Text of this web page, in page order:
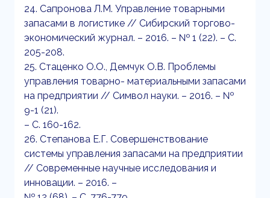
24. Сапронова Л.М. Управление товарными
запасами в логистике // Сибирский торгово-
экономический журнал. – 2016. – № 1 (22). – С.
205-208.
25. Стаценко О.О., Демчук О.В. Проблемы
управления товарно- материальными запасами
на предприятии // Символ науки. – 2016. – №
9-1 (21).
– С. 160-162.
26. Степанова Е.Г. Совершенствование
системы управления запасами на предприятии
// Современные научные исследования и
инновации. – 2016. –